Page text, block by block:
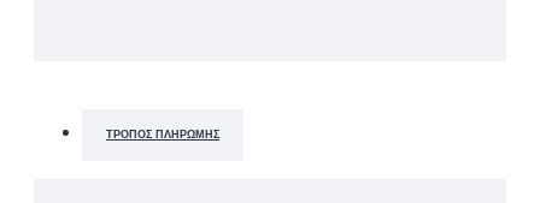
ΤΡΌΠΟΣ ΠΛΗΡΩΜΉΣ